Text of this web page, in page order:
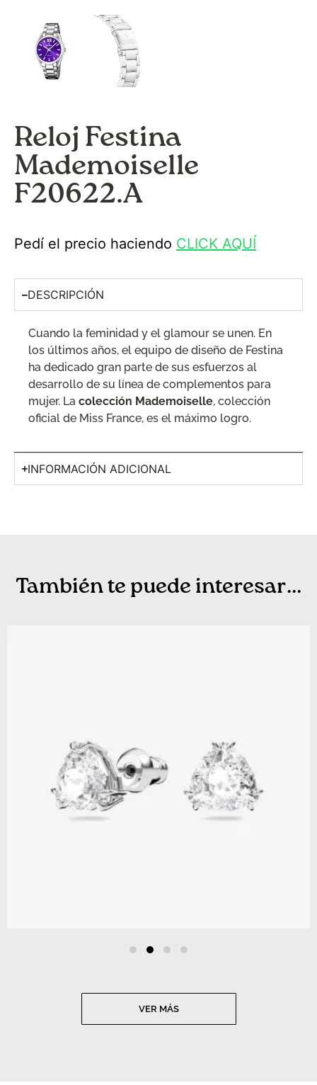
Reloj Festina
Mademoiselle
F20622.A
Pedí el precio haciendo CLICK AQUÍ
DESCRIPCIÓN
Cuando la feminidad y el glamour se unen. En
los últimos años, el equipo de diseño de Festina
ha dedicado gran parte de sus esfuerzos al
desarrollo de su línea de complementos para
mujer. La colección Mademoiselle, colección
oficial de Miss France, es el máximo logro.
INFORMACIÓN ADICIONAL
También te puede interesar...
VER MÁS